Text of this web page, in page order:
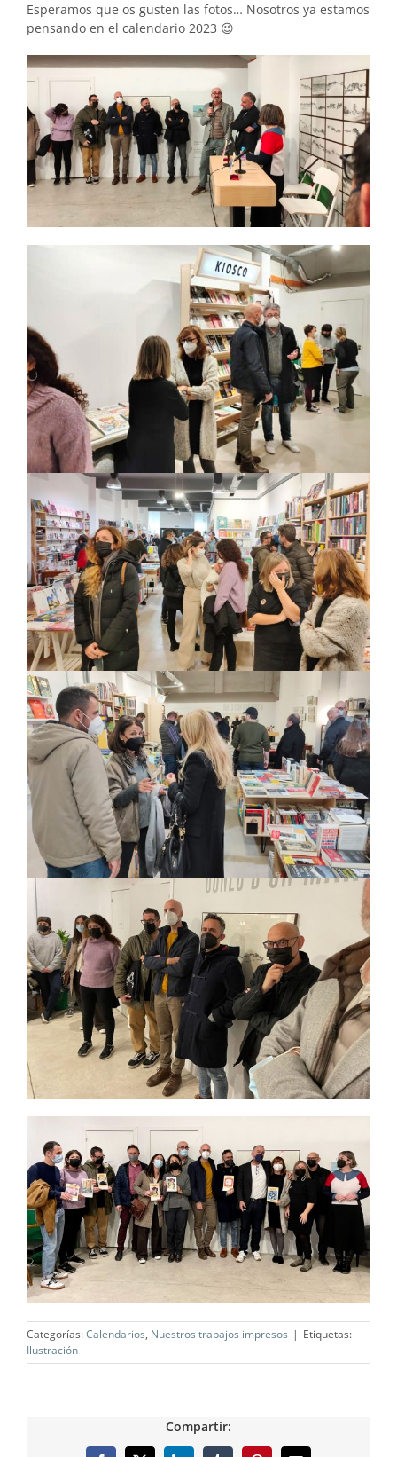
Esperamos que os gusten las fotos… Nosotros ya estamos
pensando en el calendario 2023 😉
Categorías:Calendarios, Nuestros trabajos impresos | Etiquetas:
Ilustración
Compartir: